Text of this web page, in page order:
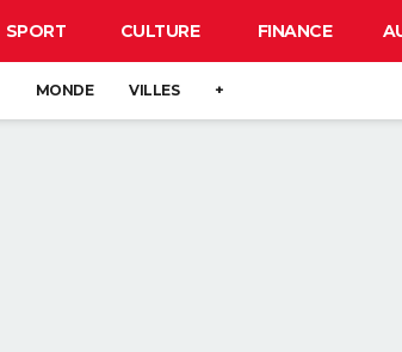
SPORT CULTURE FINANCE
MONDE VILLES +